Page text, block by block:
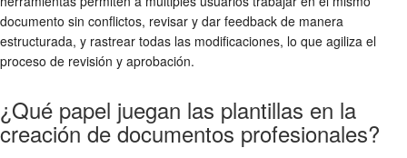
documento sin conflictos, revisar y dar feedback de manera
estructurada, y rastrear todas las modificaciones, lo que agiliza el
proceso de revisión y aprobación.
¿Qué papel juegan las plantillas en la
creación de documentos profesionales?